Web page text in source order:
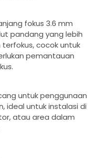
fokus 3.6 mm
pandang yang lebih
cocok untuk
pemantauan
untuk penggunaan
ideal untuk instalasi di
atau area dalam